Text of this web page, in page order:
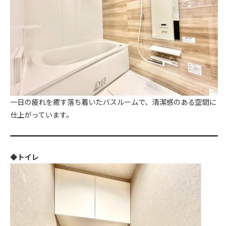
一日の疲れを癒す落ち着いたバスルームで、清潔感のある空間に
仕上がっています。
◆トイレ